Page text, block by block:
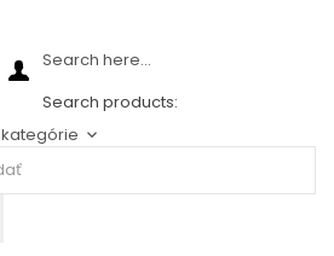
Search here...
Search products:
keyboard_arrow_down